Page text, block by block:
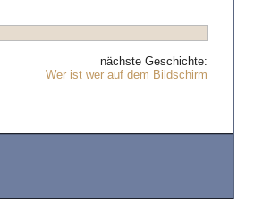
nächste Geschichte:
Wer ist wer auf dem Bildschirm